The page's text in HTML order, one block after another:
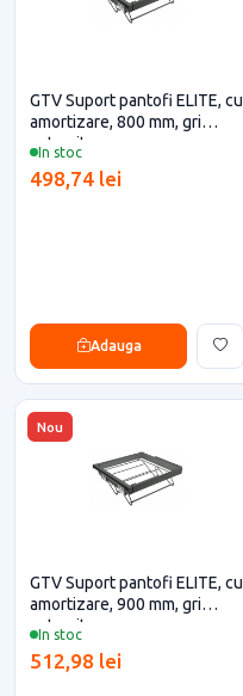
In stoc
GTV Suport pantofi ELITE, cu
amortizare, 800 mm, gri
antracit
498,74 lei
Adauga
Nou
In stoc
GTV Suport pantofi ELITE, cu
amortizare, 900 mm, gri
antracit
512,98 lei